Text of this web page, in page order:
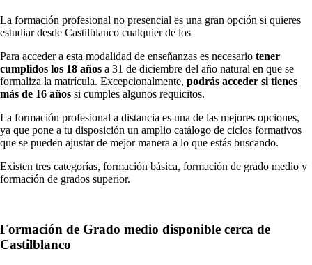
La formación profesional no presencial es una gran opción si quieres
estudiar desde Castilblanco cualquier de los
Para acceder a esta modalidad de enseñanzas es necesario tener
cumplidos los 18 años a 31 de diciembre del año natural en que se
formaliza la matrícula. Excepcionalmente, podrás acceder si tienes
más de 16 años si cumples algunos requicitos.
La formación profesional a distancia es una de las mejores opciones,
ya que pone a tu disposición un amplio catálogo de ciclos formativos
que se pueden ajustar de mejor manera a lo que estás buscando.
Existen tres categorías, formación básica, formación de grado medio y
formación de grados superior.
Formación de Grado medio disponible cerca de
Castilblanco